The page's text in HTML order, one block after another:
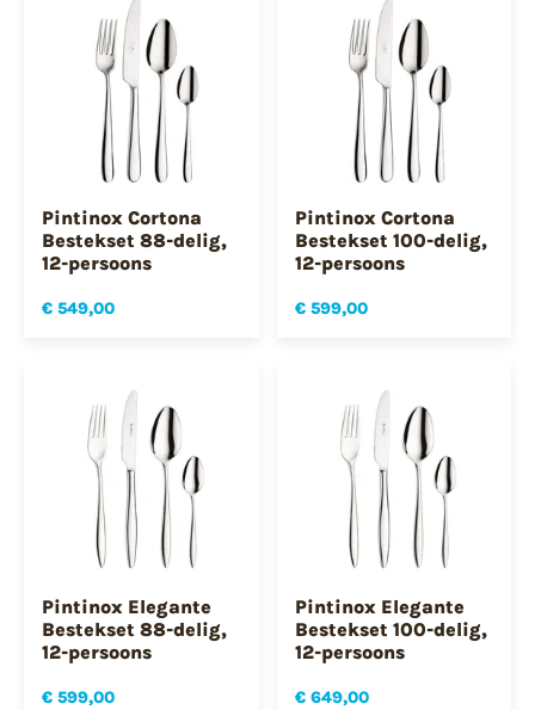
Pintinox Cortona
Bestekset 88-delig,
12-persoons
€ 549,00
Pintinox Cortona
Bestekset 100-delig,
12-persoons
€ 599,00
Pintinox Elegante
Bestekset 88-delig,
12-persoons
€ 599,00
Pintinox Elegante
Bestekset 100-delig,
12-persoons
€ 649,00